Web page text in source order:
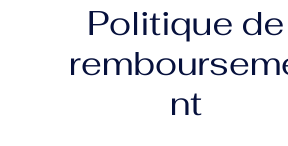
Politique de
nt